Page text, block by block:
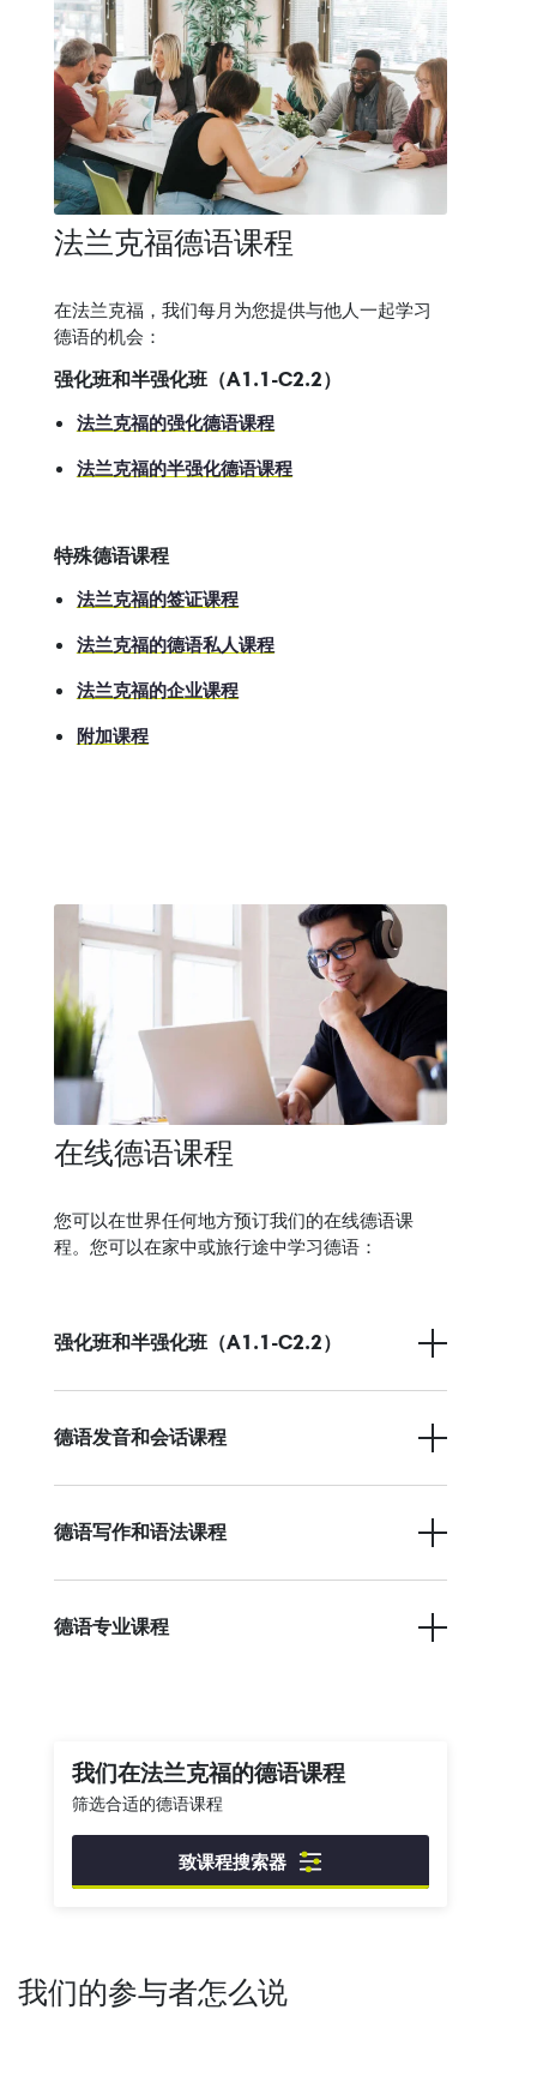
法兰克福德语课程
在法兰克福，我们每月为您提供与他人一起学习
德语的机会：
强化班和半强化班（A1.1-C2.2）
法兰克福的强化德语课程
法兰克福的半强化德语课程
特殊德语课程
法兰克福的签证课程
法兰克福的德语私人课程
法兰克福的企业课程
附加课程
在线德语课程
您可以在世界任何地方预订我们的在线德语课
程。您可以在家中或旅行途中学习德语：
强化班和半强化班（A1.1-C2.2）
德语发音和会话课程
德语写作和语法课程
德语专业课程
我们在法兰克福的德语课程
筛选合适的德语课程
致课程搜索器
我们的参与者怎么说